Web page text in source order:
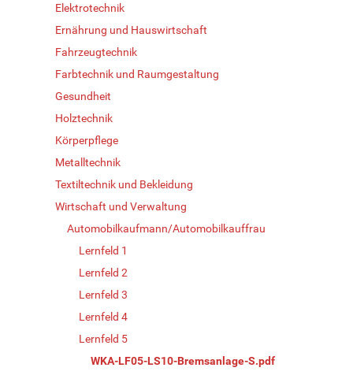
Elektrotechnik
Ernährung und Hauswirtschaft
Fahrzeugtechnik
Farbtechnik und Raumgestaltung
Gesundheit
Holztechnik
Körperpflege
Metalltechnik
Textiltechnik und Bekleidung
Wirtschaft und Verwaltung
Automobilkaufmann/Automobilkauffrau
Lernfeld 1
Lernfeld 2
Lernfeld 3
Lernfeld 4
Lernfeld 5
WKA-LF05-LS10-Bremsanlage-S.pdf